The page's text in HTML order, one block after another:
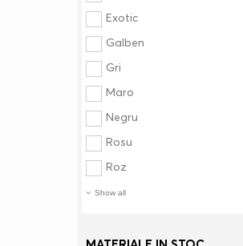
Exotic
Galben
Gri
Maro
Negru
Rosu
Roz
Show all